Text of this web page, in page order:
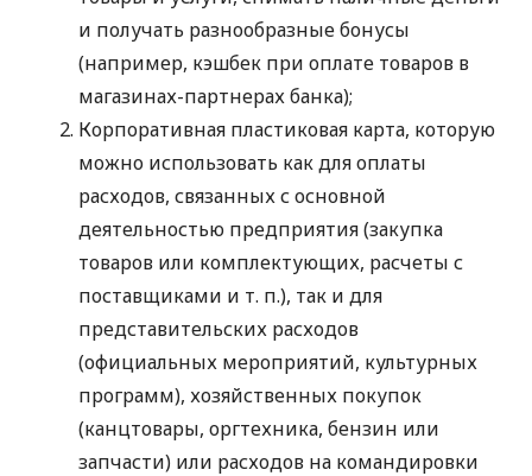
и получать разнообразные бонусы
(например, кэшбек при оплате товаров в
магазинах-партнерах банка);
Корпоративная пластиковая карта, которую
можно использовать как для оплаты
расходов, связанных с основной
деятельностью предприятия (закупка
товаров или комплектующих, расчеты с
поставщиками и т. п.), так и для
представительских расходов
(официальных мероприятий, культурных
программ), хозяйственных покупок
(канцтовары, оргтехника, бензин или
запчасти) или расходов на командировки